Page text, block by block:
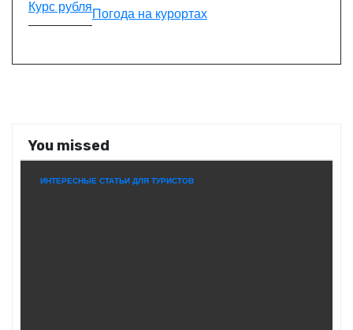
Курс рубляПогода на курортах
You missed
ИНТЕРЕСНЫЕ СТАТЬИ ДЛЯ ТУРИСТОВ